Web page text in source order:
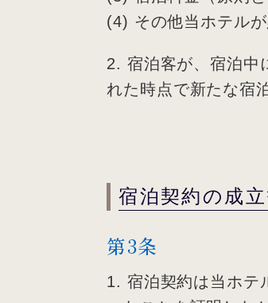
(4) その他当ホテル
2. 宿泊客が、宿泊中
れた時点で新たな宿
宿泊契約の成立
第3条
1. 宿泊契約は当ホテ